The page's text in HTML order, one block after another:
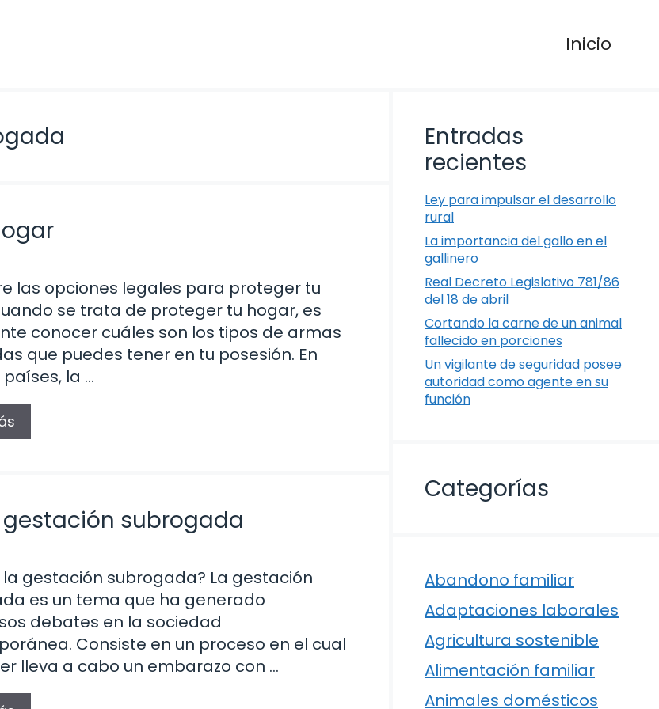
Inicio
las opciones legales para proteger tu
se trata de proteger tu hogar, es
conocer cuáles son los tipos de armas
que puedes tener en tu posesión. En
la …
subrogada
la gestación subrogada? La gestación
es un tema que ha generado
debates en la sociedad
Consiste en un proceso en el cual
lleva a cabo un embarazo con …
Entradas
recientes
Ley para impulsar el desarrollo
rural
La importancia del gallo en el
gallinero
Real Decreto Legislativo 781/86
del 18 de abril
Cortando la carne de un animal
fallecido en porciones
Un vigilante de seguridad posee
autoridad como agente en su
función
Categorías
Abandono familiar
Adaptaciones laborales
Agricultura sostenible
Alimentación familiar
Animales domésticos